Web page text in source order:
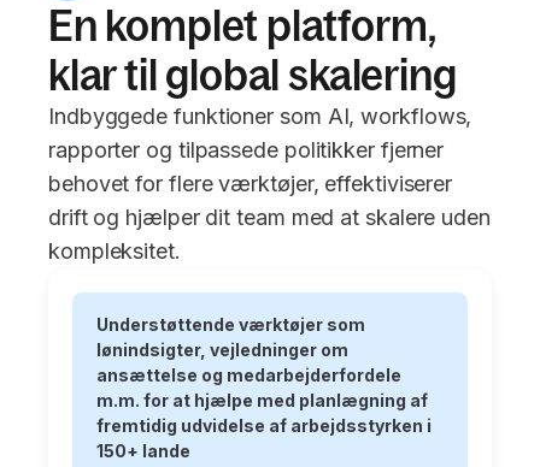
En komplet platform,
klar til global skalering
Indbyggede funktioner som AI, workflows,
rapporter og tilpassede politikker fjerner
behovet for flere værktøjer, effektiviserer
drift og hjælper dit team med at skalere uden
kompleksitet.
Understøttende værktøjer som
lønindsigter, vejledninger om
ansættelse og medarbejderfordele
m.m. for at hjælpe med planlægning af
fremtidig udvidelse af arbejdsstyrken i
150+ lande